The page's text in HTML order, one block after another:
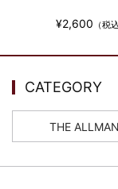
ウォーニング /
ビリー・ジョエル /
収録！
リアム・ギャラガ
¥2,600 （税
CATEGORY